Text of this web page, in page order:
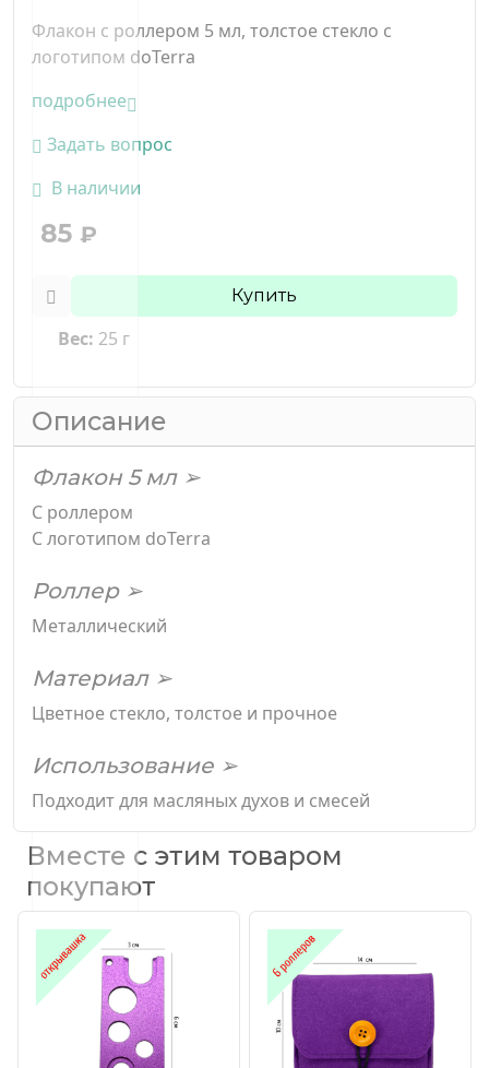
Флакон с роллером 5 мл, толстое стекло с
логотипом doTerra
подробнее
Задать вопрос
В наличии
85 ₽
Купить
Вес: 25 г
Описание
Флакон 5 мл ➢
С роллером
С логотипом doTerra
Роллер ➢
Металлический
Материал ➢
Цветное стекло, толстое и прочное
Использование ➢
Подходит для масляных духов и смесей
Вместе с этим товаром
покупают